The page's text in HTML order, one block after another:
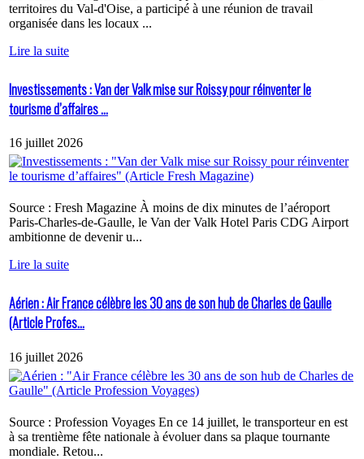
territoires du Val-d'Oise, a participé à une réunion de travail
organisée dans les locaux ...
Lire la suite
Investissements : Van der Valk mise sur Roissy pour réinventer le
tourisme d’affaires ...
16 juillet 2026
Source : Fresh Magazine À moins de dix minutes de l’aéroport
Paris-Charles-de-Gaulle, le Van der Valk Hotel Paris CDG Airport
ambitionne de devenir u...
Lire la suite
Aérien : Air France célèbre les 30 ans de son hub de Charles de Gaulle
(Article Profes...
16 juillet 2026
Source : Profession Voyages En ce 14 juillet, le transporteur en est
à sa trentième fête nationale à évoluer dans sa plaque tournante
mondiale. Retou...